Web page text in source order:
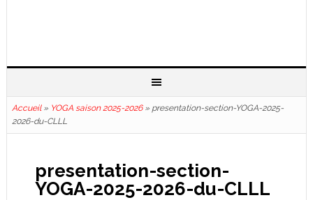
Accueil» YOGA saison 2025-2026» presentation-section-YOGA-2025-
2026-du-CLLL
presentation-section-
YOGA-2025-2026-du-CLLL